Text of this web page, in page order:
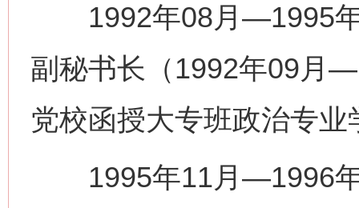
1992年08月—1995年
副秘书长（1992年09月
党校函授大专班政治专业
1995年11月—1996年